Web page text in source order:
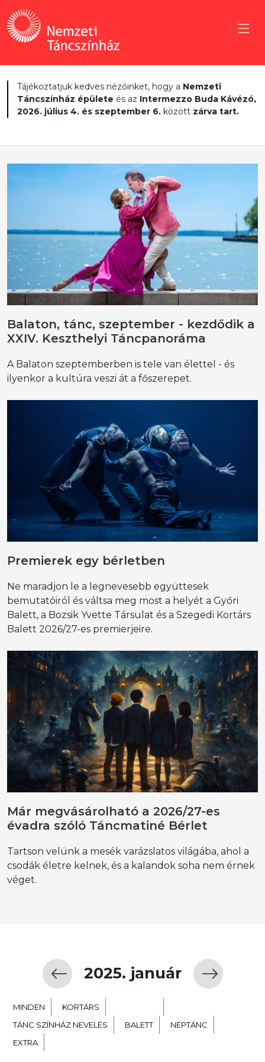
Tájékoztatjuk kedves nézőinket, hogy a Nemzeti
Táncszínház épülete és az Intermezzo Buda Kávézó,
2026. július 4. és szeptember 6. között zárva tart.
Balaton, tánc, szeptember - kezdődik a
XXIV. Keszthelyi Táncpanoráma
A Balaton szeptemberben is tele van élettel - és
ilyenkor a kultúra veszi át a főszerepet.
Premierek egy bérletben
Ne maradjon le a legnevesebb együttesek
bemutatóiról és váltsa meg most a helyét a Győri
Balett, a Bozsik Yvette Társulat és a Szegedi Kortárs
Balett 2026/27-es premierjeire.
Már megvásárolható a 2026/27-es
évadra szóló Táncmatiné Bérlet
Tartson velünk a mesék varázslatos világába, ahol a
csodák életre kelnek, és a kalandok soha nem érnek
véget.
2025. január
MINDEN KORTÁRS
TÁNC SZÍNHÁZ NEVELÉS
BALETT
NÉPTÁNC
EXTRA